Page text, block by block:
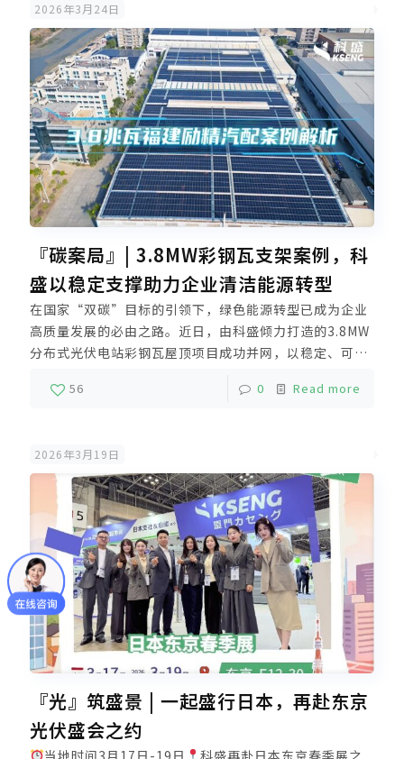
主义依托厦门、漳州双基地垂直一体化生产精工制造高品
质光伏支架解决方案强力支撑全球新能源推广及零碳发展
2026年3月24日
『碳案局』| 3.8MW彩钢瓦支架案例，科
盛以稳定支撑助力企业清洁能源转型
在国家“双碳”目标的引领下，绿色能源转型已成为企业
高质量发展的必由之路。近日，由科盛倾力打造的3.8MW
分布式光伏电站彩钢瓦屋顶项目成功并网，以稳定、可
靠、高效的支架系统，为又一家领军企业注入了澎湃的绿
色动能，树立了工商业分布式光伏的新标杆
56 0 Read more
2026年3月19日
『光』筑盛景 | 一起盛行日本，再赴东京
光伏盛会之约
当地时间3月17日-19日
科盛再赴日本东京春季展之